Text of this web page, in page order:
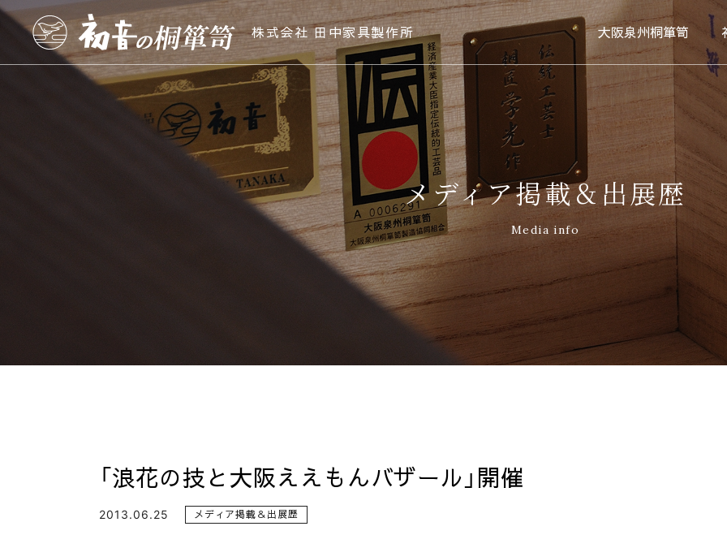
株式会社 田中家具製作所 大阪泉州桐箪笥
メディア掲載＆出展歴
Media info
「浪花の技と大阪ええもんバザール」開催
2013.06.25 メディア掲載＆出展歴